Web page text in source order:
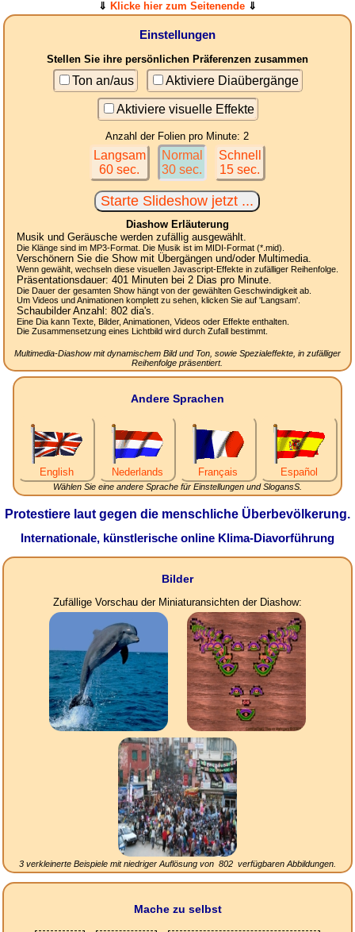
⇓ Klicke hier zum Seitenende ⇓
Einstellungen
Stellen Sie ihre persönlichen Präferenzen zusammen
Ton an/aus Aktiviere Diaübergänge
Aktiviere visuelle Effekte
Anzahl der Folien pro Minute: 2
Langsam
60 sec.
Normal
30 sec.
Schnell
15 sec.
Diashow Erläuterung
Musik und Geräusche werden zufällig ausgewählt.
Die Klänge sind im MP3-Format. Die Musik ist im MIDI-Format (*.mid).
Verschönern Sie die Show mit Übergängen und/oder Multimedia.
Wenn gewählt, wechseln diese visuellen Javascript-Effekte in zufälliger Reihenfolge.
Präsentationsdauer: 401 Minuten bei 2 Dias pro Minute.
Die Dauer der gesamten Show hängt von der gewählten Geschwindigkeit ab.
Um Videos und Animationen komplett zu sehen, klicken Sie auf 'Langsam'.
Schaubilder Anzahl: 802dia's.
Eine Dia kann Texte, Bilder, Animationen, Videos oder Effekte enthalten.
Die Zusammensetzung eines Lichtbild wird durch Zufall bestimmt.
Multimedia-Diashow mit dynamischem Bild und Ton, sowie Spezialeffekte, in zufälliger
Reihenfolge präsentiert.
Andere Sprachen
English Nederlands Français Español
Wählen Sie eine andere Sprache für Einstellungen und SlogansS.
Protestiere laut gegen die menschliche Überbevölkerung.
Internationale, künstlerische online Klima-Diavorführung
Bilder
Zufällige Vorschau der Miniaturansichten der Diashow:
3 verkleinerte Beispiele mit niedriger Auflösung von 802 verfügbaren Abbildungen.
Mache zu selbst